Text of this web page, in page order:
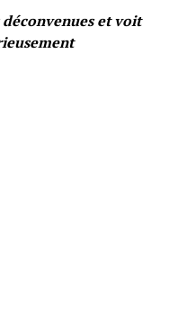
déconvenues et voit